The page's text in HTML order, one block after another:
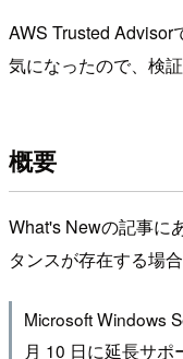
AWS Trusted Advisor
気になったので、検証
概要
What's Newの記事に
タンスが存在する場
Microsoft Windows
月 10 日に延長サポ